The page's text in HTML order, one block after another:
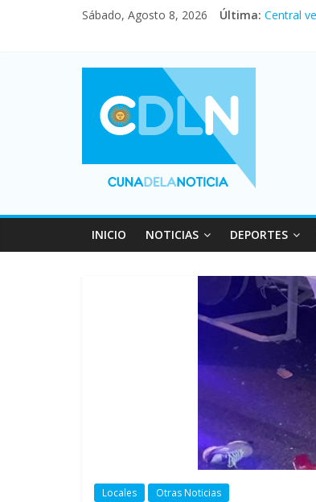
Sábado, Agosto 8, 2026 Última: Fuerte
Desde
INICIO NOTICIAS DEPORTES
Locales Otras Noticias